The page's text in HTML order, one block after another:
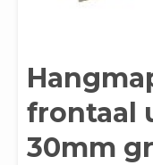
frontaal
30mm